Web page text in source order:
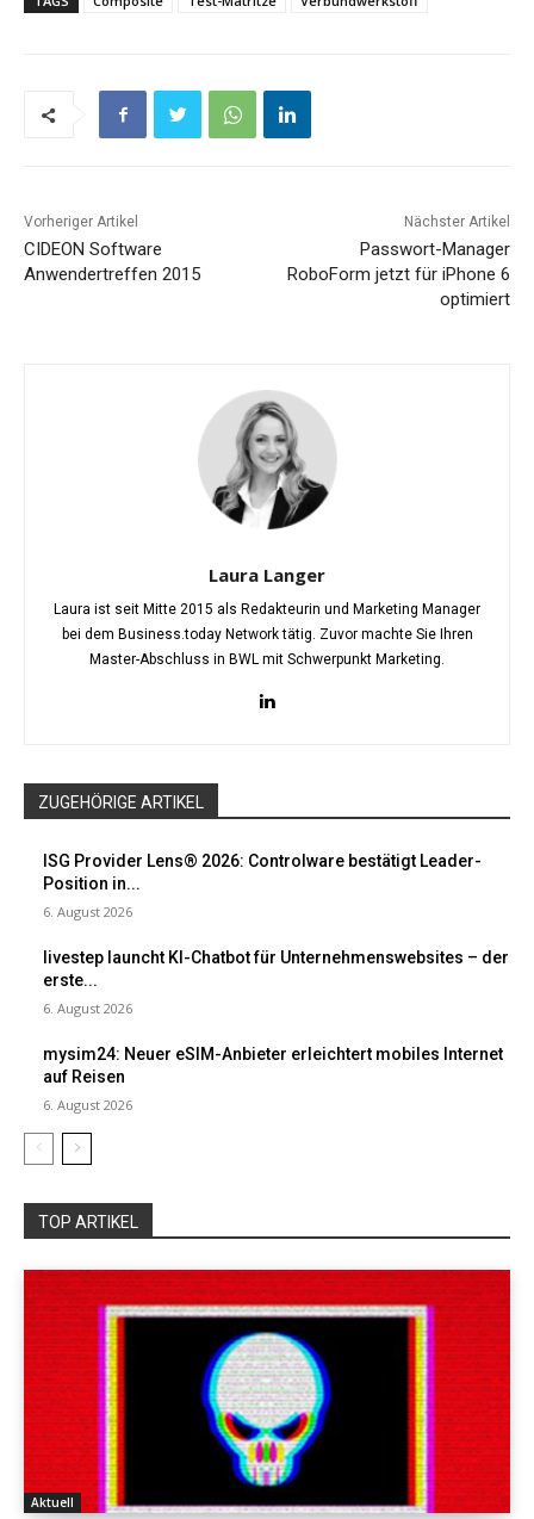
Vorheriger Artikel
CIDEON Software
Anwendertreffen 2015
Nächster Artikel
Passwort-Manager
RoboForm jetzt für iPhone 6
optimiert
Laura Langer
Laura ist seit Mitte 2015 als Redakteurin und Marketing Manager
bei dem Business.today Network tätig. Zuvor machte Sie Ihren
Master-Abschluss in BWL mit Schwerpunkt Marketing.
ZUGEHÖRIGE ARTIKEL
ISG Provider Lens® 2026: Controlware bestätigt Leader-
Position in...
6. August 2026
livestep launcht KI-Chatbot für Unternehmenswebsites – der
erste...
6. August 2026
mysim24: Neuer eSIM-Anbieter erleichtert mobiles Internet
auf Reisen
6. August 2026
TOP ARTIKEL
Aktuell